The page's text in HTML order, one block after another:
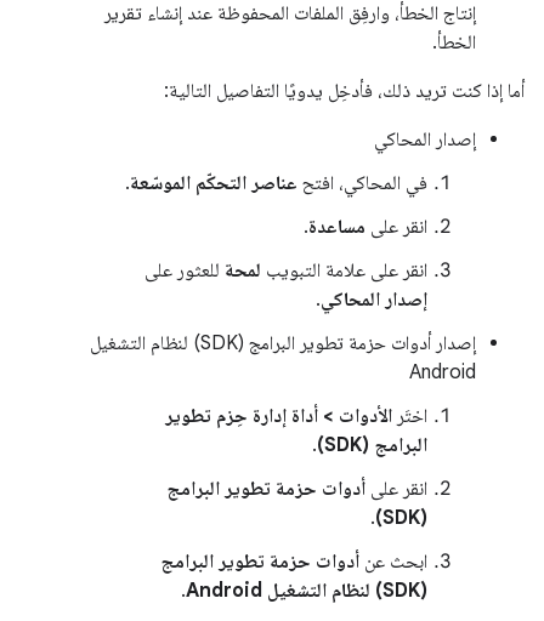
إنتاج الخطأ، وارفِق الملفات المحفوظة عند إنشاء تقرير
الخطأ.
أما إذا كنت تريد ذلك، فأدخِل يدويًا التفاصيل التالية:
إصدار المحاكي
في المحاكي، افتح عناصر التحكّم الموسّعة.
انقر على مساعدة.
انقر على علامة التبويب لمحة للعثور على
إصدار المحاكي.
إصدار أدوات حزمة تطوير البرامج (SDK) لنظام التشغيل
Android
اختَر الأدوات > أداة إدارة حِزم تطوير
البرامج (SDK)
.
انقر على أدوات حزمة تطوير البرامج
(SDK)
.
ابحث عن أدوات حزمة تطوير البرامج
(SDK) لنظام التشغيل Android
.